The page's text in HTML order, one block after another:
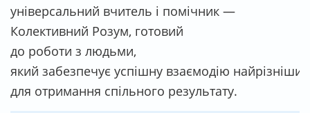
універсальний вчитель і помічник —
Колективний Розум, готовий
до роботи з людьми,
який забезпечує успішну взаємодію
для отримання спільного результату.